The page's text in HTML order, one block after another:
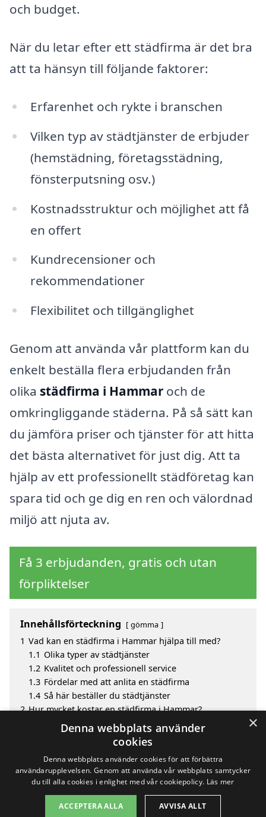
och budget.
När du letar efter ett städfirma är det bra
att ta hänsyn till följande faktorer:
Erfarenhet och rykte i branschen
Vilken typ av städtjänster de erbjuder
(hemstädning, företagsstädning,
fönsterputsning osv.)
Kostnadsstruktur och möjlighet att få
en offert
Kundrecensioner och
rekommendationer
Flexibilitet och tillgänglighet
Genom att använda vår plattform kan du
enkelt beställa flera erbjudanden från
olika städfirma i Hammar och de
omkringliggande städerna. På så sätt kan
du jämföra priser och tjänster för att hitta
det bästa alternativet för just dig. Att ta
hjälp av ett professionellt städföretag kan
spara tid och ge dig en ren och välordnad
miljö att njuta av.
Få 3 erbjudanden, gratis och utan
förpliktelser
Innehållsförteckning gömma
1 Vad kan en städfirma i Hammar hjälpa till med?
1.1 Olika typer av städtjänster
1.2 Kvalitet och professionell service
1.3 Fördelar med att anlita en städfirma
1.4 Så här beställer du städtjänster
2 Hur mycket kostar en städfirma i Hammar?
Fördelar med att välja städfirma i Hammar
Sök efter en skicklig städfirma i de omgivande
Copyright 2026 - Pilanto Aps
×
Denna webbplats använder
cookies
Denna webbplats använder cookies för att förbättra
användarupplevelsen. Genom att använda vår webbplats samtycker
du till alla cookies i enlighet med vår cookiepolicy. Läs mer
ACCEPTERA ALLA AVVISA ALLT